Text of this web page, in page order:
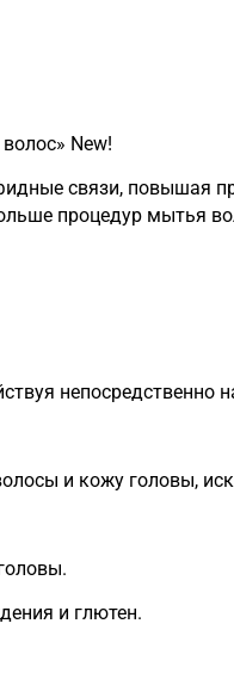
New!
связи, повышая
процедур мытья
непосредственно
и кожу головы,
и глютен.